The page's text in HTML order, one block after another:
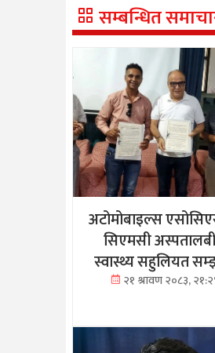
सम्बन्धित
अटोमोबाइल्स
सिएमसी
स्वास्थ्य सहुलियत
२१ श्रावण २०८३,